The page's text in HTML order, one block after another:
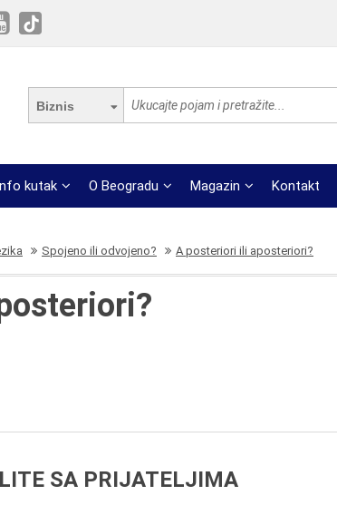
Biznis
kutak O Beogradu Magazin Kontakt
Spojeno ili odvojeno? A posteriori ili aposteriori?
SA PRIJATELJIMA